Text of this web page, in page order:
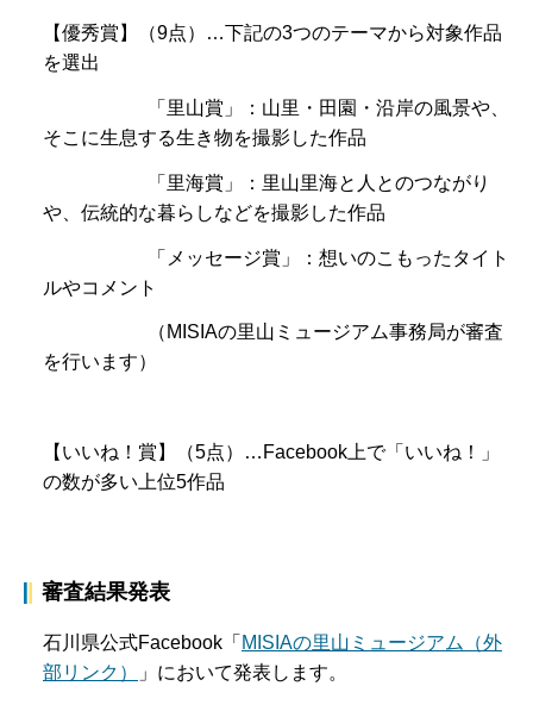
【優秀賞】（9点）…下記の3つのテーマから対象作品
を選出
「里山賞」：山里・田園・沿岸の風景や、
そこに生息する生き物を撮影した作品
「里海賞」：里山里海と人とのつながり
や、伝統的な暮らしなどを撮影した作品
「メッセージ賞」：想いのこもったタイト
ルやコメント
（MISIAの里山ミュージアム事務局が審査
を行います）
【いいね！賞】（5点）…Facebook上で「いいね！」
の数が多い上位5作品
審査結果発表
石川県公式Facebook「 MISIAの里山ミュージアム（外
部リンク）
」において発表します。